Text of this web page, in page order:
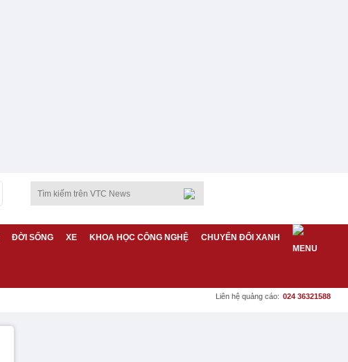
ĐỜI SỐNG XE KHOA HỌC CÔNG NGHỆ CHUYỂN ĐỔI XANH
Liên hệ quảng cáo: 024 36321588